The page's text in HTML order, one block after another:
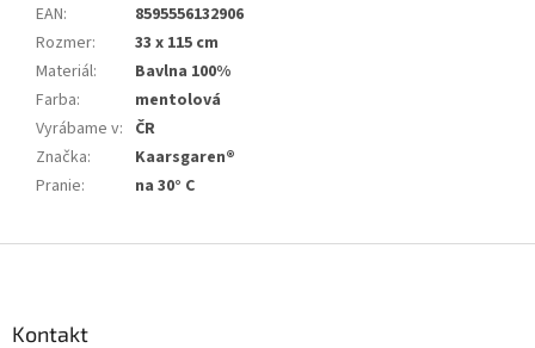
EAN:
8595556132906
Rozmer:
33 x 115 cm
Materiál:
Bavlna 100%
Farba:
mentolová
Vyrábame v: ČR
Značka:
Kaarsgaren®
Pranie: na 30° C
Kontakt